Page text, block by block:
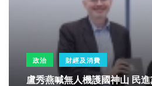
政治 財經及消費
盧秀燕喊無人機護國神山 民進黨台中市議會黨團總